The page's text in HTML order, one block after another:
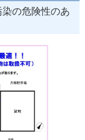
の危険性のあ